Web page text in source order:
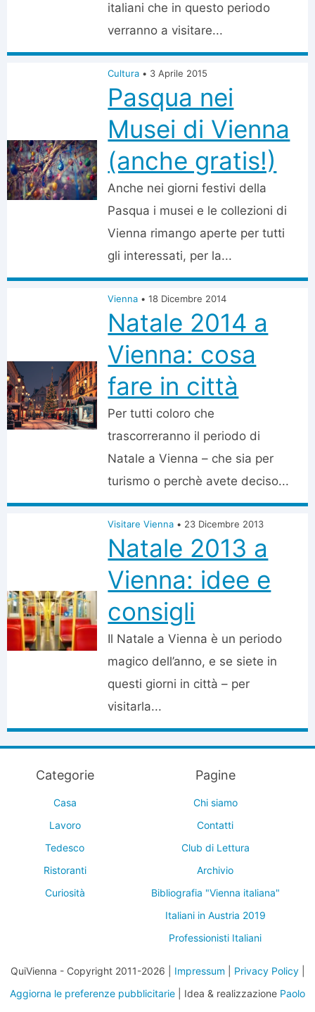
italiani che in questo periodo
verranno a visitare...
Cultura • 3 Aprile 2015
Pasqua nei
Musei di Vienna
(anche gratis!)
Anche nei giorni festivi della
Pasqua i musei e le collezioni di
Vienna rimango aperte per tutti
gli interessati, per la...
Vienna • 18 Dicembre 2014
Natale 2014 a
Vienna: cosa
fare in città
Per tutti coloro che
trascorreranno il periodo di
Natale a Vienna – che sia per
turismo o perchè avete deciso...
Visitare Vienna • 23 Dicembre 2013
Natale 2013 a
Vienna: idee e
consigli
Il Natale a Vienna è un periodo
magico dell’anno, e se siete in
questi giorni in città – per
visitarla...
Categorie
Casa
Lavoro
Tedesco
Ristoranti
Curiosità
Pagine
Chi siamo
Contatti
Club di Lettura
Archivio
Bibliografia "Vienna italiana"
Italiani in Austria 2019
Professionisti Italiani
QuiVienna - Copyright 2011-2026 | Impressum Privacy Policy|
Aggiorna le preferenze pubblicitarie | Idea & realizzazione Paolo